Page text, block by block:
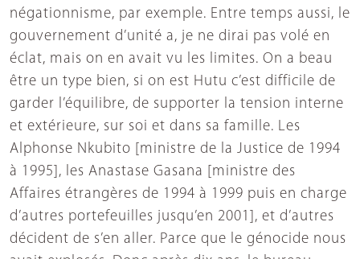
négationnisme, par exemple. Entre temps aussi, le
gouvernement d’unité a, je ne dirai pas volé en
éclat, mais on en avait vu les limites. On a beau
être un type bien, si on est Hutu c’est difficile de
garder l’équilibre, de supporter la tension interne
et extérieure, sur soi et dans sa famille. Les
Alphonse Nkubito [ministre de la Justice de 1994
à 1995], les Anastase Gasana [ministre des
Affaires étrangères de 1994 à 1999 puis en charge
d’autres portefeuilles jusqu’en 2001], et d’autres
décident de s’en aller. Parce que le génocide nous